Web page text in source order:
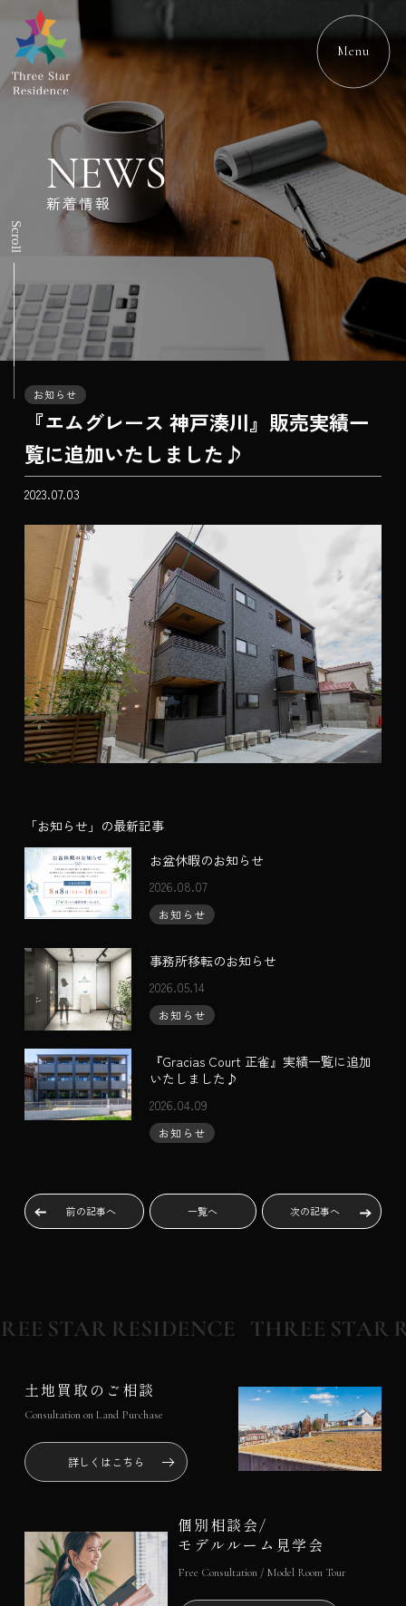
Menu
NEWS
新着情報
Scroll
お知らせ
『エムグレース 神戸湊川』販売実績一
覧に追加いたしました♪
2023.07.03
「お知らせ」の最新記事
お盆休暇のお知らせ
2026.08.07
お知らせ
事務所移転のお知らせ
2026.05.14
お知らせ
『Gracias Court 正雀』実績一覧に追加
いたしました♪
2026.04.09
お知らせ
前の記事へ 一覧へ 次の記事へ
土地買取のご相談
Consultation on Land Purchase
詳しくはこちら
個別相談会/
モデルルーム見学会
Free Consultation / Model Room Tour